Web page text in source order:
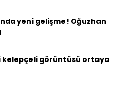
yeni gelişme! Oğuzhan
kelepçeli görüntüsü ortaya